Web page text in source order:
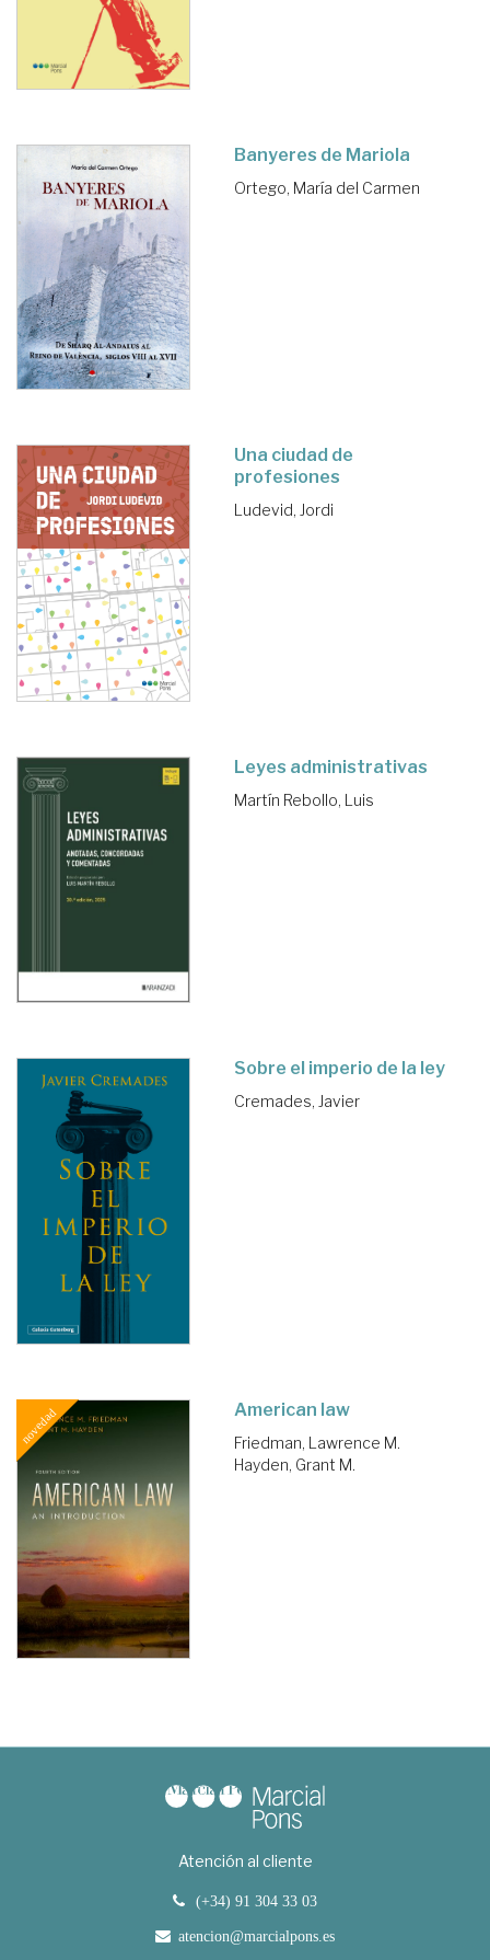
Banyeres de Mariola
Ortego, María del Carmen
Una ciudad de
profesiones
Ludevid, Jordi
Leyes administrativas
Martín Rebollo, Luis
Sobre el imperio de la ley
Cremades, Javier
American law
Friedman, Lawrence M.
Hayden, Grant M.
Atención al cliente
(+34) 91 304 33 03
atencion@marcialpons.es